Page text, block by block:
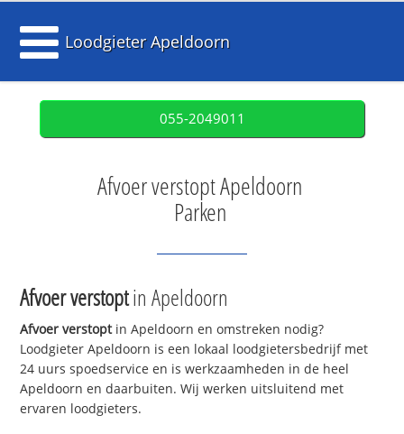
Loodgieter Apeldoorn
055-2049011
Afvoer verstopt Apeldoorn
Parken
Afvoer verstoptin Apeldoorn
Afvoer verstoptin Apeldoorn en omstreken nodig?
Loodgieter Apeldoorn is een lokaal loodgietersbedrijf met
24 uurs spoedservice en is werkzaamheden in de heel
Apeldoorn en daarbuiten. Wij werken uitsluitend met
ervaren loodgieters.